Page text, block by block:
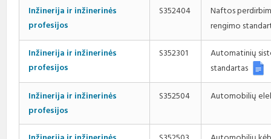
Inžinerija ir inžinerinės
profesijos
S352404
Naftos
rengimo
Inžinerija ir inžinerinės
profesijos
S352301
Automatinių
standartas
Inžinerija ir inžinerinės
profesijos
S352504 Automobilių